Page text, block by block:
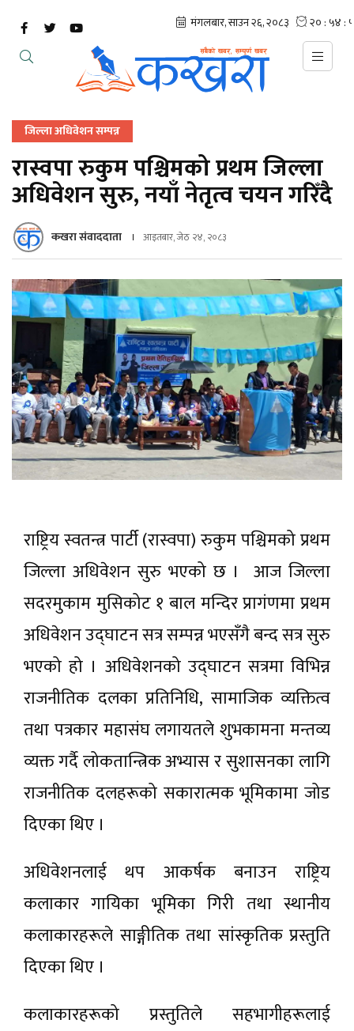
जिल्ला अधिवेशन सम्पन्न
रास्वपा रुकुम पश्चिमको प्रथम जिल्ला
अधिवेशन सुरु, नयाँ नेतृत्व चयन गरिँदै
कखरा संवाददाता आइतबार, जेठ २४, २०८३
राष्ट्रिय स्वतन्त्र पार्टी (रास्वपा) रुकुम पश्चिमको प्रथम
जिल्ला अधिवेशन सुरु भएको छ । आज जिल्ला
सदरमुकाम मुसिकोट १ बाल मन्दिर प्रागंणमा प्रथम
अधिवेशन उद्घाटन सत्र सम्पन्न भएसँगै बन्द सत्र सुरु
भएको हो । अधिवेशनको उद्घाटन सत्रमा विभिन्न
राजनीतिक दलका प्रतिनिधि, सामाजिक व्यक्तित्व
तथा पत्रकार महासंघ लगायतले शुभकामना मन्तव्य
व्यक्त गर्दै लोकतान्त्रिक अभ्यास र सुशासनका लागि
राजनीतिक दलहरूको सकारात्मक भूमिकामा जोड
दिएका थिए ।
अधिवेशनलाई थप आकर्षक बनाउन राष्ट्रिय
कलाकार गायिका भूमिका गिरी तथा स्थानीय
कलाकारहरूले साङ्गीतिक तथा सांस्कृतिक प्रस्तुति
दिएका थिए ।
कलाकारहरूको प्रस्तुतिले सहभागीहरूलाई